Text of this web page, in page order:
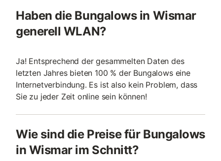
Haben die Bungalows in Wismar
generell WLAN?
Ja! Entsprechend der gesammelten Daten des
letzten Jahres bieten 100 % der Bungalows eine
Internetverbindung. Es ist also kein Problem, dass
Sie zu jeder Zeit online sein können!
Wie sind die Preise für Bungalows
in Wismar im Schnitt?